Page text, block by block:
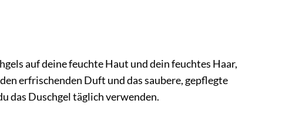
auf deine feuchte Haut und dein feuchtes Haar,
erfrischenden Duft und das saubere, gepflegte
das Duschgel täglich verwenden.